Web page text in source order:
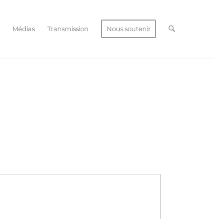
Médias Transmission Nous soutenir